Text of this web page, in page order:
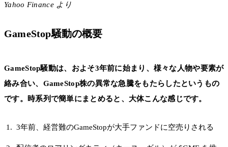
Yahoo Finance より
GameStop騒動の概要
GameStop騒動は、およそ3年前に始まり、様々な人物や要素が
絡み合い、GameStop株の異常な急騰をもたらしたというもの
です。時系列で簡単にまとめると、大体こんな感じです。
3年前、経営難のGameStopが大手ファンドに空売りされる